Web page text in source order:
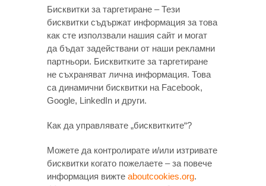
Бисквитки за таргетиране – Тези
бисквитки съдържат информация за това
как сте използвали нашия сайт и могат
да бъдат задействани от наши рекламни
партньори. Бисквитките за таргетиране
не съхраняват лична информация. Това
са динамични бисквитки на Facebook,
Google, LinkedIn и други.
Как да управлявате „бисквитките“?
Можете да контролирате и/или изтривате
бисквитки когато пожелаете – за повече
информация вижте aboutcookies.org.